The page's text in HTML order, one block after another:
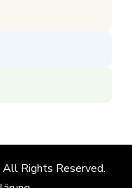
All Rights Reserved.